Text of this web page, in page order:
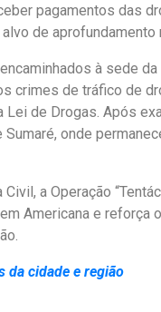
pagamentos das
de
à sede
crimes de tráfico de
Lei de Drogas. Após
Sumaré, onde
a Operação
Americana e reforça
da cidade e região